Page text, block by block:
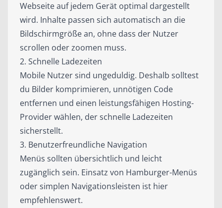
Webseite auf jedem Gerät optimal dargestellt
wird. Inhalte passen sich automatisch an die
Bildschirmgröße an, ohne dass der Nutzer
scrollen oder zoomen muss.
2. Schnelle Ladezeiten
Mobile Nutzer sind ungeduldig. Deshalb solltest
du Bilder komprimieren, unnötigen Code
entfernen und einen leistungsfähigen Hosting-
Provider wählen, der schnelle Ladezeiten
sicherstellt.
3. Benutzerfreundliche Navigation
Menüs sollten übersichtlich und leicht
zugänglich sein. Einsatz von Hamburger-Menüs
oder simplen Navigationsleisten ist hier
empfehlenswert.